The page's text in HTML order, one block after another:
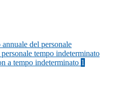
del personale
tempo indeterminato
a tempo indeterminato 1